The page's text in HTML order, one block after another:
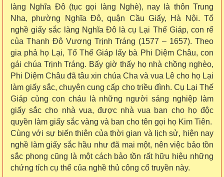
làng Nghĩa Đô (tục gọi làng Nghè), nay là thôn Trung
Nha, phường Nghĩa Đô, quận Cầu Giấy, Hà Nội. Tổ
nghề giấy sắc làng Nghĩa Đô là cụ Lại Thế Giáp, con rể
của Thanh Đô Vương Trịnh Tráng (1577 – 1657). Theo
gia phả họ Lại, Tổ Thế Giáp lấy bà Phi Diệm Châu, con
gái chúa Trịnh Tráng. Bấy giờ thấy họ nhà chồng nghèo,
Phi Diệm Châu đã tâu xin chúa Cha và vua Lê cho họ Lại
làm giấy sắc, chuyên cung cấp cho triều đình. Cụ Lại Thế
Giáp cùng con cháu là những người sáng nghiệp làm
giấy sắc cho nhà vua, được nhà vua ban cho họ độc
quyền làm giấy sắc vàng và ban cho tên gọi họ Kim Tiên.
Cùng với sự biến thiên của thời gian và lịch sử, hiện nay
nghề làm giấy sắc hầu như đã mai một, nên việc bảo tồn
sắc phong cũng là một cách bảo tồn rất hữu hiệu những
chứng tích cụ thể của nghề thủ công cổ truyền này.